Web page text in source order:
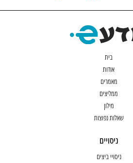
בית
אודות
מאמרים
ממליצים
מילון
שאלות נפוצות
ניסויים
ניסויי ביצים